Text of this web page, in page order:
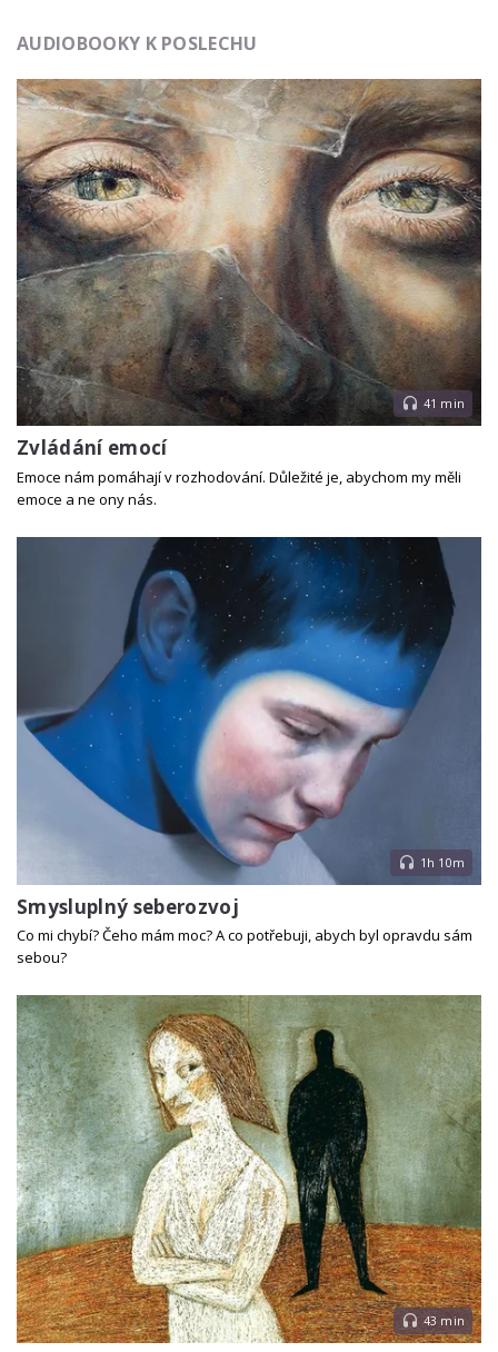
AUDIOBOOKY K POSLECHU
41 min
Zvládání emocí
Emoce nám pomáhají v rozhodování. Důležité je, abychom my měli
emoce a ne ony nás.
1h 10m
Smysluplný seberozvoj
Co mi chybí? Čeho mám moc? A co potřebuji, abych byl opravdu sám
sebou?
43 min